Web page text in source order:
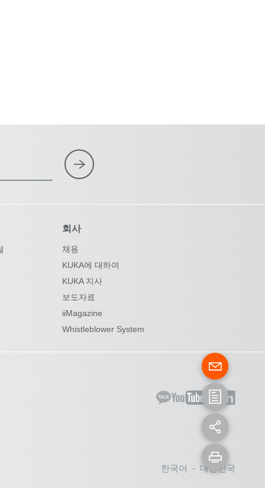
회사
채용
KUKA에 대하여
KUKA 지사
보도자료
iiMagazine
Whistleblower System
한국어 - 대한민국